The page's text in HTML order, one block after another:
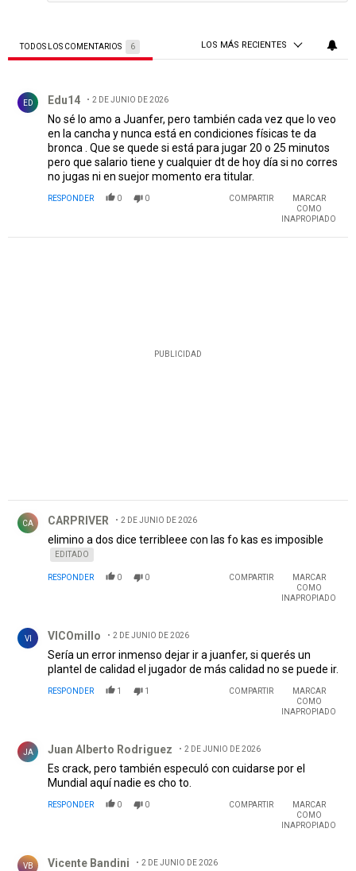
TODOS LOS COMENTARIOS 6 LOS MÁS RECIENTES
ED Edu14 2 DE JUNIO DE 2026
No sé lo amo a Juanfer, pero también cada vez que lo veo
en la cancha y nunca está en condiciones físicas te da
bronca . Que se quede si está para jugar 20 o 25 minutos
pero que salario tiene y cualquier dt de hoy día si no corres
no jugas ni en suejor momento era titular.
RESPONDER 0 0 COMPARTIR
MARCAR
COMO
INAPROPIADO
PUBLICIDAD
CA CARPRIVER 2 DE JUNIO DE 2026
elimino a dos dice terribleee con las fo kas es imposible
EDITADO
RESPONDER 0 0 COMPARTIR
MARCAR
COMO
INAPROPIADO
VI VICOmillo 2 DE JUNIO DE 2026
Sería un error inmenso dejar ir a juanfer, si querés un
plantel de calidad el jugador de más calidad no se puede ir.
RESPONDER 1 1 COMPARTIR
MARCAR
COMO
INAPROPIADO
JA Juan Alberto Rodriguez 2 DE JUNIO DE 2026
Es crack, pero también especuló con cuidarse por el
Mundial aquí nadie es cho to.
RESPONDER 0 0 COMPARTIR
MARCAR
COMO
INAPROPIADO
VB Vicente Bandini 2 DE JUNIO DE 2026